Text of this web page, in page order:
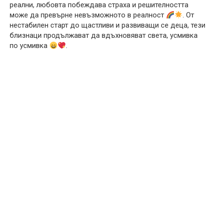
реални, любовта побеждава страха и решителността
може да превърне невъзможното в реалност
. От
нестабилен старт до щастливи и развиващи се деца, тези
близнаци продължават да вдъхновяват света, усмивка
по усмивка
.